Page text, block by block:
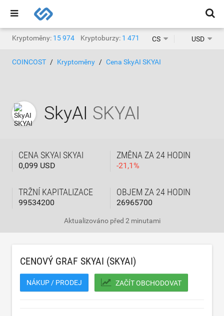
Kryptoměny: 15 974 Kryptoburzy: 1 471 CS USD
COINCOST Kryptoměny Cena SkyAI SKYAI
SkyAI SKYAI
CENA SKYAI SKYAI
0,099 USD
ZMĚNA ZA 24 HODIN
-21,1%
TRŽNÍ KAPITALIZACE
99534200
OBJEM ZA 24 HODIN
26965700
Aktualizováno před 2 minutami
CENOVÝ GRAF SKYAI (SKYAI)
NÁKUP / PRODEJ ZAČÍT OBCHODOVAT